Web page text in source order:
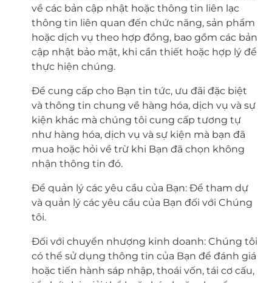
về các bản cập nhật hoặc thông tin liên lạc
thông tin liên quan đến chức năng, sản phẩm
hoặc dịch vụ theo hợp đồng, bao gồm các bản
cập nhật bảo mật, khi cần thiết hoặc hợp lý để
thực hiện chúng.
Để cung cấp cho Bạn tin tức, ưu đãi đặc biệt
và thông tin chung về hàng hóa, dịch vụ và sự
kiện khác mà chúng tôi cung cấp tương tự
như hàng hóa, dịch vụ và sự kiện mà bạn đã
mua hoặc hỏi về trừ khi Bạn đã chọn không
nhận thông tin đó.
Để quản lý các yêu cầu của Bạn: Để tham dự
và quản lý các yêu cầu của Bạn đối với Chúng
tôi.
Đối với chuyển nhượng kinh doanh: Chúng tôi
có thể sử dụng thông tin của Bạn để đánh giá
hoặc tiến hành sáp nhập, thoái vốn, tái cơ cấu,